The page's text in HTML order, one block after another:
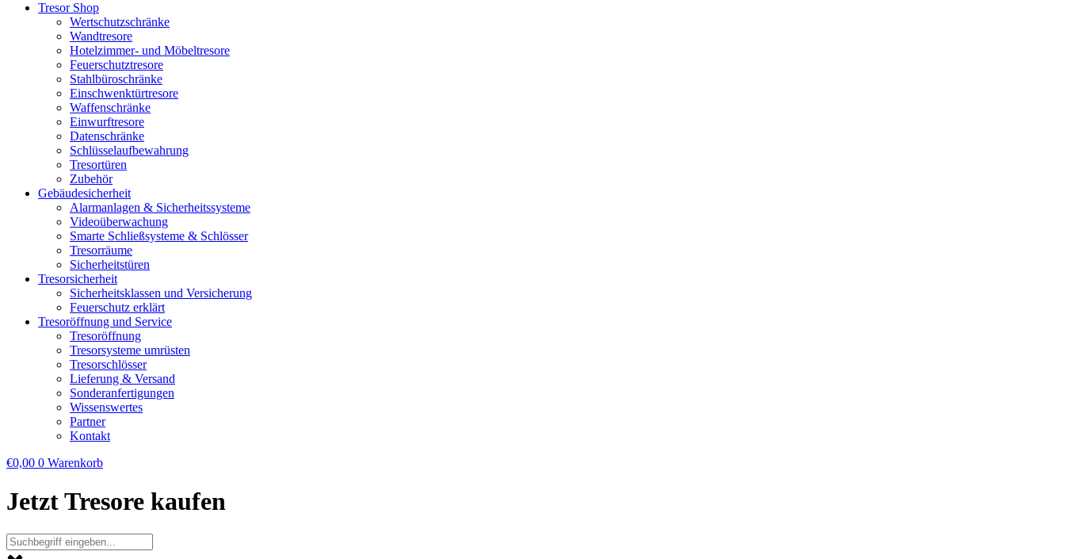
Tresor Shop
Wertschutzschränke
Wandtresore
Hotelzimmer- und Möbeltresore
Feuerschutztresore
Stahlbüroschränke
Einschwenktürtresore
Waffenschränke
Einwurftresore
Datenschränke
Schlüsselaufbewahrung
Tresortüren
Zubehör
Gebäudesicherheit
Alarmanlagen & Sicherheitssysteme
Videoüberwachung
Smarte Schließsysteme & Schlösser
Tresorräume
Sicherheitstüren
Tresorsicherheit
Sicherheitsklassen und Versicherung
Feuerschutz erklärt
Tresoröffnung und Service
Tresoröffnung
Tresorsysteme umrüsten
Tresorschlösser
Lieferung & Versand
Sonderanfertigungen
Wissenswertes
Partner
Kontakt
€0,00 0 Warenkorb
Jetzt Tresore kaufen